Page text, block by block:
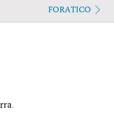
FORATICO